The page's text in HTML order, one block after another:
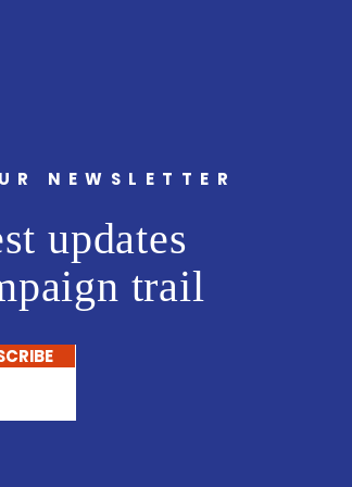
NEWSLETTER
updates
trail